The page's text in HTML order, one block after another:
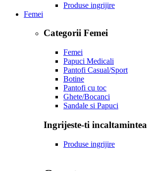
Produse ingrijire
Femei
Categorii Femei
Femei
Papuci Medicali
Pantofi Casual/Sport
Botine
Pantofi cu toc
Ghete/Bocanci
Sandale si Papuci
Ingrijeste-ti incaltamintea
Produse ingrijire